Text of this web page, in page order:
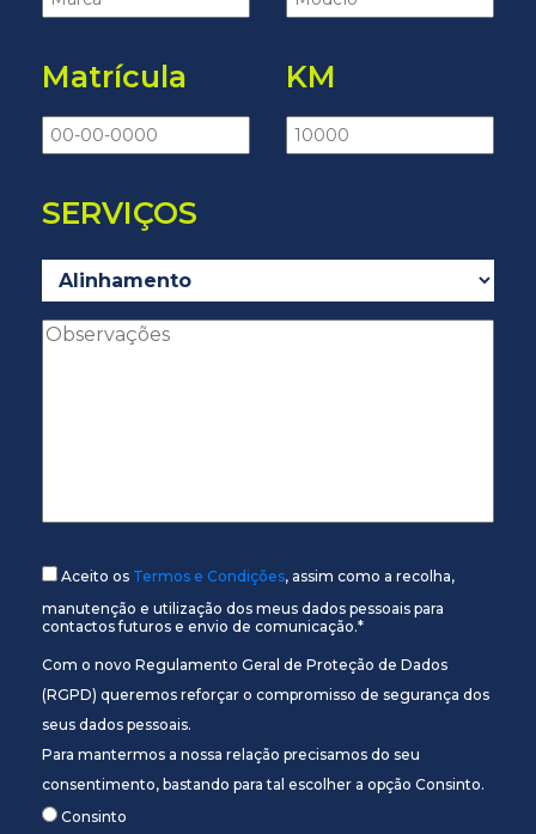
Matrícula KM
SERVIÇOS
Aceito os Termos e Condições, assim como a recolha,
manutenção e utilização dos meus dados pessoais para
contactos futuros e envio de comunicação.*
Com o novo Regulamento Geral de Proteção de Dados
(RGPD) queremos reforçar o compromisso de segurança dos
seus dados pessoais.
Para mantermos a nossa relação precisamos do seu
consentimento, bastando para tal escolher a opção Consinto.
Consinto